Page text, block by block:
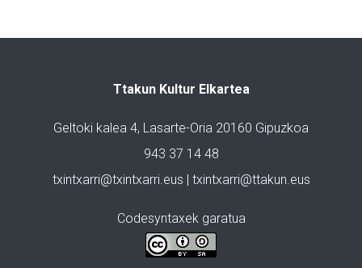
Ttakun Kultur Elkartea
Geltoki kalea 4, Lasarte-Oria 20160 Gipuzkoa
943 37 14 48
txintxarri@txintxarri.eus | txintxarri@ttakun.eus
Codesyntaxek garatua